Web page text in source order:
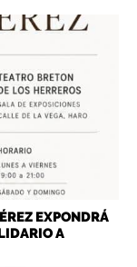
EXPONDRÁ
A